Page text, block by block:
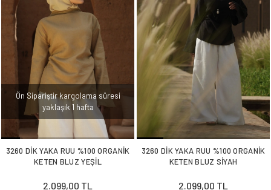
Ön Sipariştir kargolama süresi
yaklaşık 1 hafta
3260 DİK YAKA RUU %100 ORGANİK
KETEN BLUZ YEŞİL
2.099,00 TL
3260 DİK YAKA RUU %100 ORGANİK
KETEN BLUZ SİYAH
2.099,00 TL